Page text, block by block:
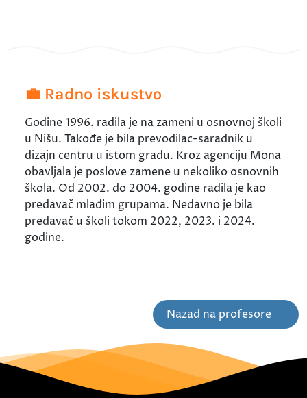
💼 Radno iskustvo
Godine 1996. radila je na zameni u osnovnoj školi
u Nišu. Takođe je bila prevodilac-saradnik u
dizajn centru u istom gradu. Kroz agenciju Mona
obavljala je poslove zamene u nekoliko osnovnih
škola. Od 2002. do 2004. godine radila je kao
predavač mlađim grupama. Nedavno je bila
predavač u školi tokom 2022, 2023. i 2024.
godine.
Nazad na profesore